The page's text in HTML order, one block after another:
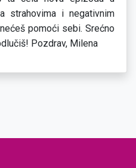
strahovima i negativnim
pomoći sebi. Srećno
Pozdrav, Milena